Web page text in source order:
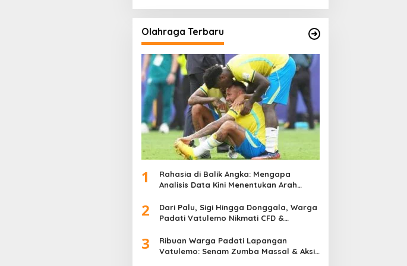
Olahraga Terbaru
1
Rahasia di Balik Angka: Mengapa
Analisis Data Kini Menentukan Arah
2
Dari Palu, Sigi Hingga Donggala, Warga
Padati Vatulemo Nikmati CFD &
3
Ribuan Warga Padati Lapangan
Vatulemo: Senam Zumba Massal & Aksi